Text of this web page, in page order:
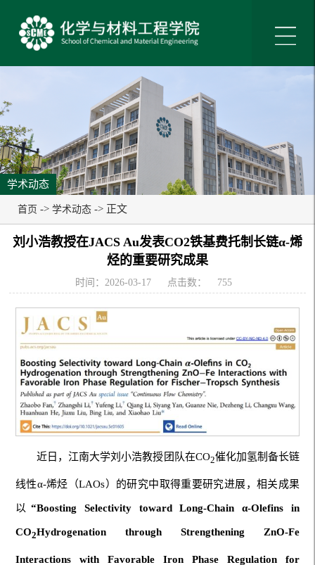
学术动态
首页 -> 学术动态 -> 正文
刘小浩教授在JACS Au发表CO2铁基费托制长链α-烯
烃的重要研究成果
时间：2026-03-17 点击数： 755
近日，江南大学刘小浩教授团队在CO2催化加氢制备长链
线性α-烯烃（LAOs）的研究中取得重要研究进展，相关成果
以 “Boosting Selectivity toward Long-Chain α-Olefins in
CO2Hydrogenation through Strengthening ZnO-Fe
Interactions with Favorable Iron Phase Regulation for